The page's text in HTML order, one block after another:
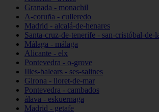
Granada - monachil
A-coruña - culleredo
Madrid - alcalá-de-henares
Santa-cruz-de-tenerife - san-cristóbal-de-
Málaga - málaga
Alicante - elx
Pontevedra - o-grove
Illes-balears - ses-salines
Girona - lloret-de-mar
Pontevedra - cambados
álava - eskuernaga
Madrid - getafe